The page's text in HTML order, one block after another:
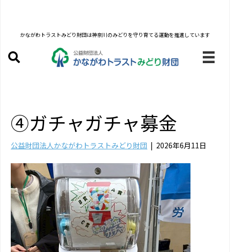
かながわトラストみどり財団は神奈川のみどりを守り育てる運動を推進しています
④ガチャガチャ募金
公益財団法人かながわトラストみどり財団 | 2026年6月11日